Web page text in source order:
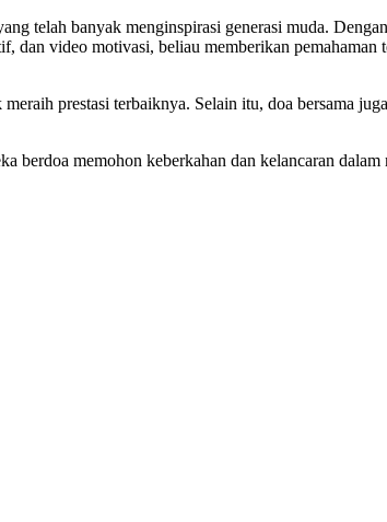
telah banyak menginspirasi generasi muda.
video motivasi, beliau memberikan
prestasi terbaiknya. Selain itu, doa bersama
berdoa memohon keberkahan dan kelancaran dalam